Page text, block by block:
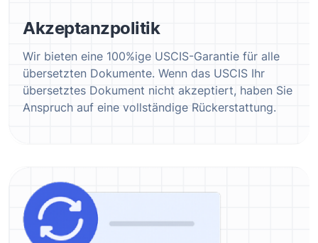
Akzeptanzpolitik
Wir bieten eine 100%ige USCIS-Garantie für alle
übersetzten Dokumente. Wenn das USCIS Ihr
übersetztes Dokument nicht akzeptiert, haben Sie
Anspruch auf eine vollständige Rückerstattung.